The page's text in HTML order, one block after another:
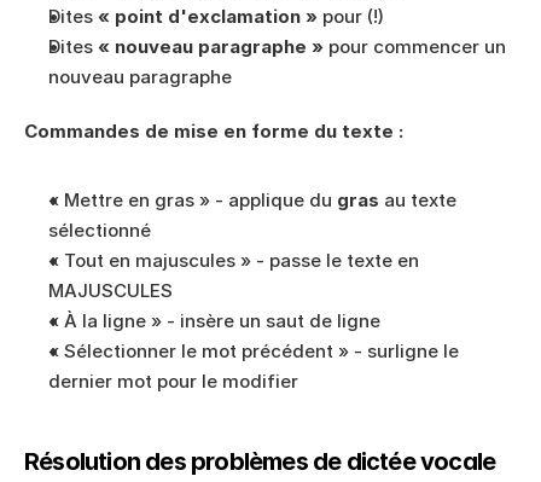
Dites « point d'exclamation » pour (!)
Dites « nouveau paragraphe » pour commencer un
nouveau paragraphe
Commandes de mise en forme du texte :
« Mettre en gras » - applique du gras au texte
sélectionné
« Tout en majuscules » - passe le texte en
MAJUSCULES
« À la ligne » - insère un saut de ligne
« Sélectionner le mot précédent » - surligne le
dernier mot pour le modifier
Résolution des problèmes de dictée vocale